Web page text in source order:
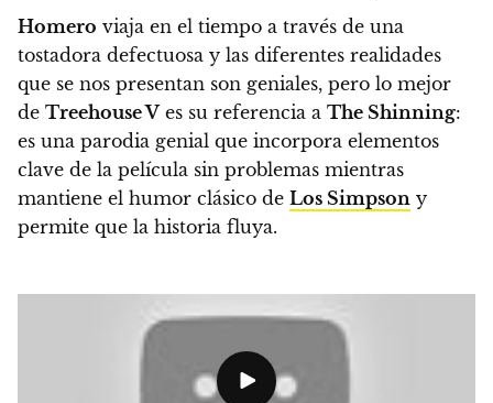
Homero viaja en el tiempo a través de una
tostadora defectuosa y las diferentes realidades
que se nos presentan son geniales, pero lo mejor
de Treehouse Ves su referencia a The Shinning:
es una parodia genial que incorpora elementos
clave de la película sin problemas mientras
mantiene el humor clásico de Los Simpson y
permite que la historia fluya.